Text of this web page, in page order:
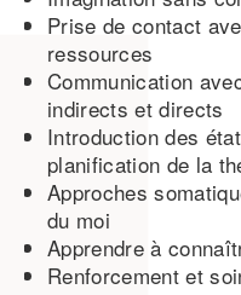
Prise de contact
ressources
Communication
indirects et directs
Introduction des
planification de la
Approches
du moi
Apprendre à
Renforcement et